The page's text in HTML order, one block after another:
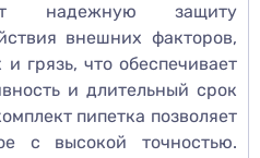
надежную защиту
внешних факторов,
грязь, что обеспечивает
и длительный срок
пипетка позволяет
с высокой точностью.